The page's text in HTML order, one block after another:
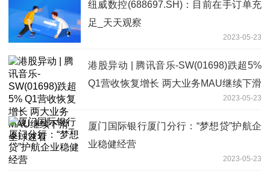
纽威数控(688697.SH)：目前在手订单充
足_天天观察
2023-05-23
港股异动 | 腾讯音乐-SW(01698)跌超5%
Q1营收恢复增长 两大业务MAU继续下滑
2023-05-23
厦门国际银行厦门分行：“梦想贷”护航企
业稳健经营
2023-05-23